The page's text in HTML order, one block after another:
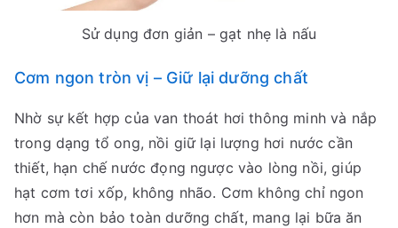
Sử dụng đơn giản – gạt nhẹ là nấu
Cơm ngon tròn vị – Giữ lại dưỡng chất
Nhờ sự kết hợp của van thoát hơi thông minh và nắp
trong dạng tổ ong, nồi giữ lại lượng hơi nước cần
thiết, hạn chế nước đọng ngược vào lòng nồi, giúp
hạt cơm tơi xốp, không nhão. Cơm không chỉ ngon
hơn mà còn bảo toàn dưỡng chất, mang lại bữa ăn